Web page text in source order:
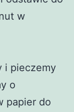
w
i pieczemy
o
papier do